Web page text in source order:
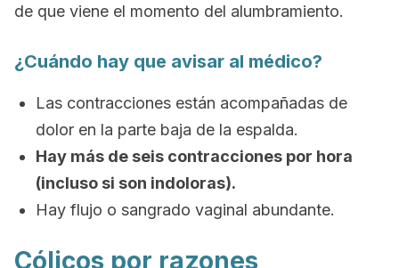
de que viene el momento del alumbramiento.
¿Cuándo hay que avisar al médico?
Las contracciones están acompañadas de
dolor en la parte baja de la espalda.
Hay más de seis contracciones por hora
(incluso si son indoloras).
Hay flujo o sangrado vaginal abundante.
Cólicos por razones